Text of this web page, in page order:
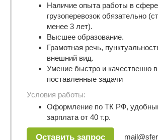
Наличие опыта работы в сфере
грузоперевозок обязательно
менее 3 лет).
Высшее образование.
Грамотная речь,
внешний вид.
Умение быстро и качественно
поставленные задачи
Условия работы:
Оформление по ТК РФ,
зарплата от 40 т.р.
Оставить запрос